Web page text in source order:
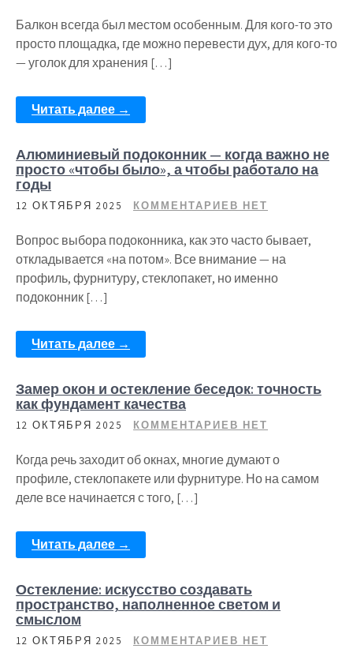
Балкон всегда был местом особенным. Для кого-то это
просто площадка, где можно перевести дух, для кого-то
— уголок для хранения […]
Читать далее →
Алюминиевый подоконник — когда важно не
просто «чтобы было», а чтобы работало на
годы
12 ОКТЯБРЯ 2025 КОММЕНТАРИЕВ НЕТ
Вопрос выбора подоконника, как это часто бывает,
откладывается «на потом». Все внимание — на
профиль, фурнитуру, стеклопакет, но именно
подоконник […]
Читать далее →
Замер окон и остекление беседок: точность
как фундамент качества
12 ОКТЯБРЯ 2025 КОММЕНТАРИЕВ НЕТ
Когда речь заходит об окнах, многие думают о
профиле, стеклопакете или фурнитуре. Но на самом
деле все начинается с того, […]
Читать далее →
Остекление: искусство создавать
пространство, наполненное светом и
смыслом
12 ОКТЯБРЯ 2025 КОММЕНТАРИЕВ НЕТ